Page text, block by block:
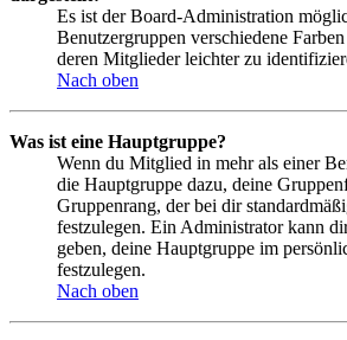
Es ist der Board-Administration
Benutzergruppen verschiedene
deren Mitglieder leichter zu
Nach oben
Was ist eine Hauptgruppe?
Wenn du Mitglied in mehr als einer
die Hauptgruppe dazu, deine
Gruppenrang, der bei dir
festzulegen. Ein Administrator kann
geben, deine Hauptgruppe im
festzulegen.
Nach oben